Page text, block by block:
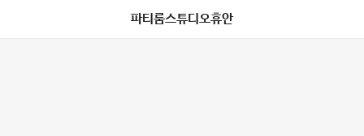
파티룸스튜디오휴안